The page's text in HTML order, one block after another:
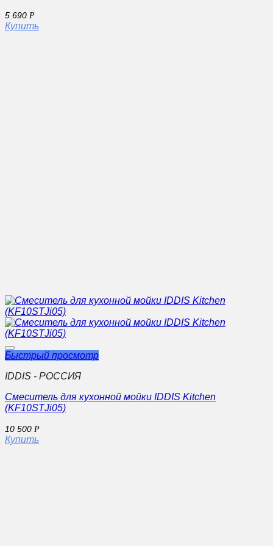
5 690 Р
Купить
Быстрый просмотр
IDDIS - РОССИЯ
Смеситель для кухонной мойки IDDIS Kitchen
(KF10STJi05)
10 500 Р
Купить